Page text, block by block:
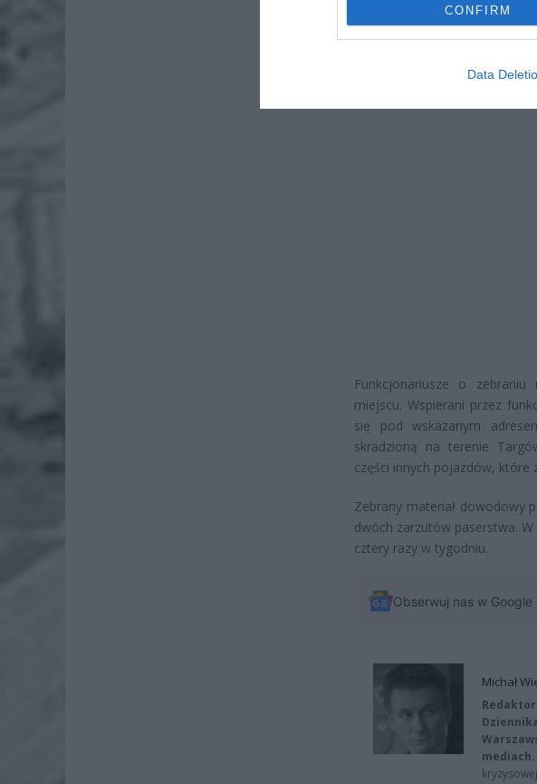
CONFIRM
Data
Policjanci z wydziału do
sprawdzenia związane z
obserwacji dotarli do posesji
Funkcjonariusze o
miejscu. Wspierani przez
się pod wskazanym
skradzioną na terenie
części innych pojazdów, które
Zebrany materiał dowodowy
dwóch zarzutów paserstwa.
cztery razy w tygodniu.
Obserwuj nas w Google
Michał
mediach.